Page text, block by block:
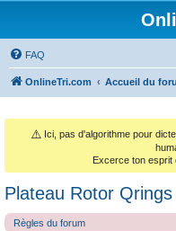
FAQ
OnlineTri.com Accueil du
⚠️ Ici, pas d'algorithme pour
Excerce ton esprit
Plateau Rotor
Règles du forum